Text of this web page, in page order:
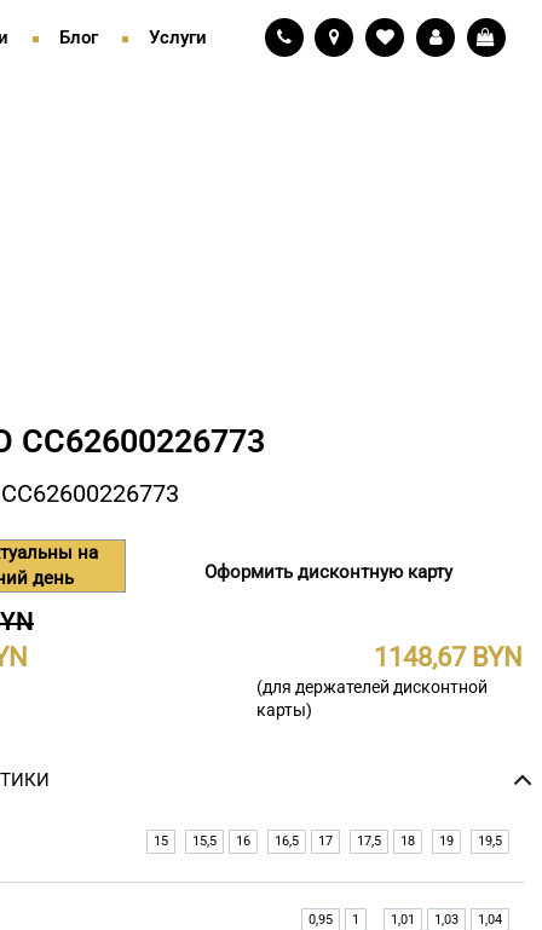
Блог Услуги
на
день
Оформить дисконтную карту
1148,67
(для держателей дисконтной
карты)
15 15,5 16 16,5 17 17,5 18 19 19,5
0,95 1 1,01 1,03 1,04